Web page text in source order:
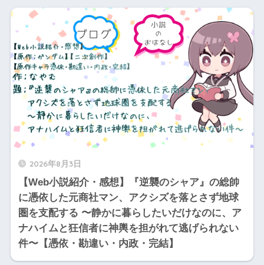
2026年8月3日
【Web小説紹介・感想】『逆襲のシャア』の総帥
に憑依した元商社マン、アクシズを落とさず地球
圏を支配する 〜静かに暮らしたいだけなのに、ア
ナハイムと狂信者に神輿を担がれて逃げられない
件〜【憑依・勘違い・内政・完結】